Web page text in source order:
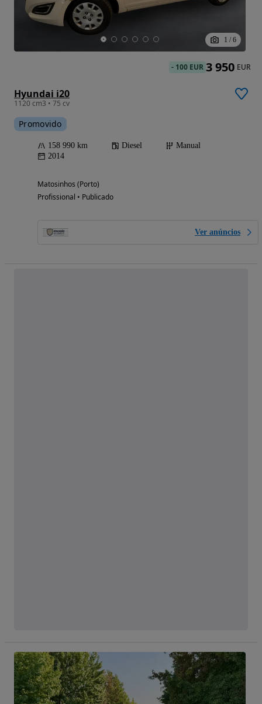
1 / 6
Hyundai i20
1120 cm3 • 75 cv
Promovido
158 990 km Diesel
Manual
2014
Matosinhos (Porto)
Profissional • Publicado
Ver anúncios
- 100 EUR 3 950 EUR